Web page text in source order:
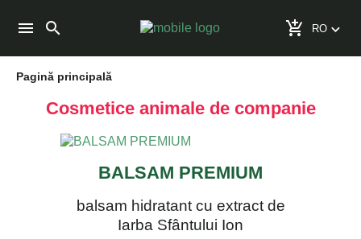
menu search add_shopping_cart keyboard_arrow_down
Pagină principală
Cosmetice animale de companie
BALSAM PREMIUM
balsam hidratant cu extract de
Iarba Sfântului Ion